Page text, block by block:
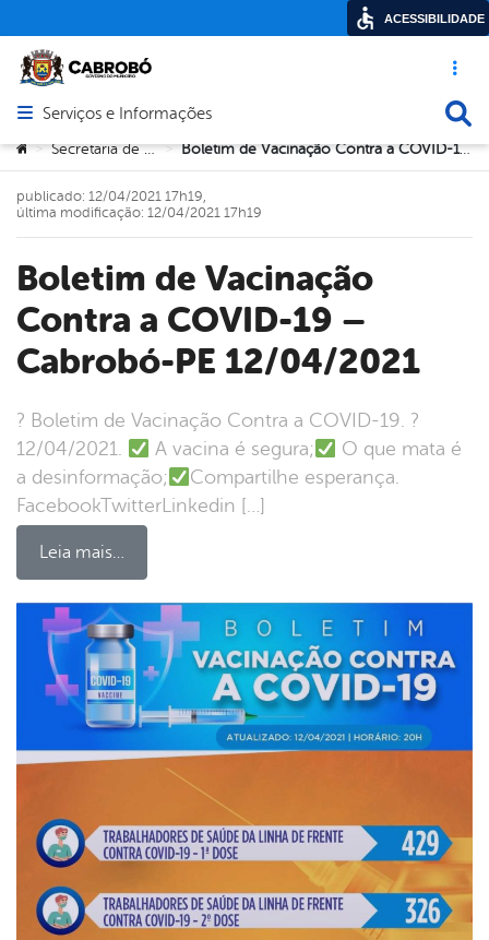
Acesso
Abrir menu principal de navegação
Serviços e Informações
Você está aqui:
> Secretaria de Saúde > Boletim de Vacinação Contra a COVID-19 – Cabrobó-PE 12/04/2021
Boletim de Vacinação
Contra a COVID-19 –
Cabrobó-PE 12/04/2021
? Boletim de Vacinação Contra a COVID-19. ?
12/04/2021.
A vacina é segura;
O que mata é
a desinformação;
Compartilhe esperança.
FacebookTwitterLinkedin […]
Leia mais…
publicado: 12/04/2021 17h19,
última modificação: 12/04/2021 17h19
ACESSIBILIDADE